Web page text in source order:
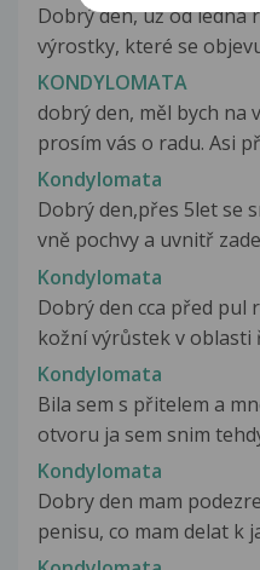
Dobrý den, už od ledna
výrostky, které se
KONDYLOMATA
dobrý den, měl bych na
prosím vás o radu. Asi
Kondylomata
Dobrý den,přes 5let se
vně pochvy a uvnitř
Kondylomata
Dobrý den cca před pul
kožní výrůstek v oblasti
Kondylomata
Bila sem s přitelem a
otvoru ja sem snim
Kondylomata
Dobry den mam
penisu, co mam delat k